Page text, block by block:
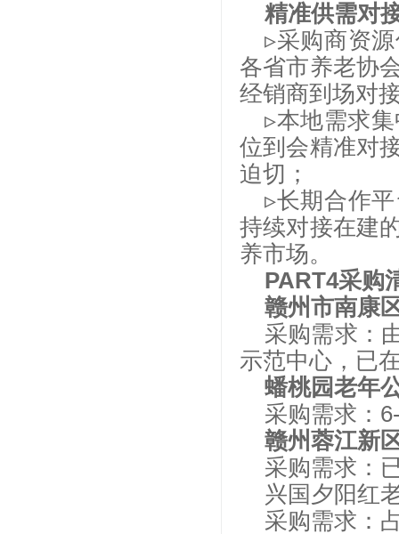
精准供需对
▹采购商资
各省市养老协
经销商到场对
▹本地需求
位到会精准对
迫切；
▹长期合作
持续对接在建
养市场。
PART4采购
赣州市南康
采购需求：
示范中心，已
蟠桃园老年
采购需求：
赣州蓉江新
采购需求：
兴国夕阳红
采购需求：